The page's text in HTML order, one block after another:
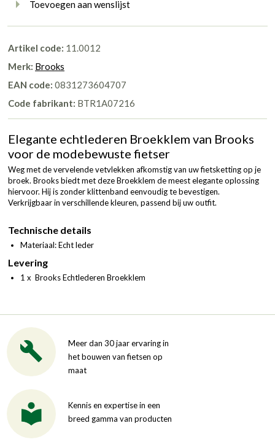
Toevoegen aan wenslijst
Artikel code: 11.0012
Merk: Brooks
EAN code: 0831273604707
Code fabrikant: BTR1A07216
Elegante echtlederen Broekklem van Brooks
voor de modebewuste fietser
Weg met de vervelende vetvlekken afkomstig van uw fietsketting op je
broek. Brooks biedt met deze Broekklem de meest elegante oplossing
hiervoor. Hij is zonder klittenband eenvoudig te bevestigen.
Verkrijgbaar in verschillende kleuren, passend bij uw outfit.
Technische details
Materiaal: Echt leder
Levering
1 x Brooks Echtlederen Broekklem
Meer dan 30 jaar ervaring in
het bouwen van fietsen op
maat
Kennis en expertise in een
breed gamma van producten